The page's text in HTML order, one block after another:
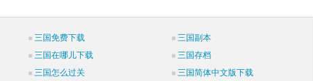
三国免费下载
三国副本
三国在哪儿下载
三国存档
三国怎么过关 三国简体中文版下载